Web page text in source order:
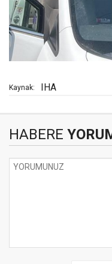
Kaynak: IHA
HABERE